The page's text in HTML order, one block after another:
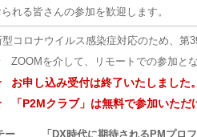
れる皆さんの参加を歓迎します。
型コロナウイルス感染症対応のため、第
ZOOMを介して、リモートでの参加とな
お申し込み受付は終了いたしました。
「P2Mクラブ」は無料で参加いただ
ー
「DX時代に期待されるPMプロ